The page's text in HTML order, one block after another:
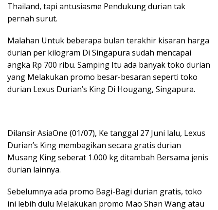
Thailand, tapi antusiasme Pendukung durian tak
pernah surut.
Malahan Untuk beberapa bulan terakhir kisaran harga
durian per kilogram Di Singapura sudah mencapai
angka Rp 700 ribu. Samping Itu ada banyak toko durian
yang Melakukan promo besar-besaran seperti toko
durian Lexus Durian’s King Di Hougang, Singapura.
Dilansir AsiaOne (01/07), Ke tanggal 27 Juni lalu, Lexus
Durian’s King membagikan secara gratis durian
Musang King seberat 1.000 kg ditambah Bersama jenis
durian lainnya.
Sebelumnya ada promo Bagi-Bagi durian gratis, toko
ini lebih dulu Melakukan promo Mao Shan Wang atau